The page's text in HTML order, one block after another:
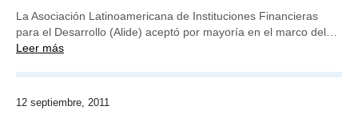
La Asociación Latinoamericana de Instituciones Financieras
para el Desarrollo (Alide) aceptó por mayoría en el marco del…
Leer más
12 septiembre, 2011